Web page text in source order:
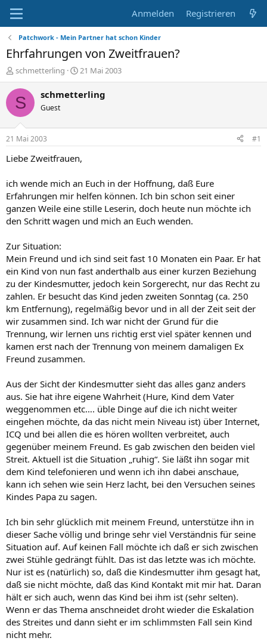
Anmelden Registrieren
Patchwork - Mein Partner hat schon Kinder
Ehrfahrungen von Zweitfrauen?
E
r
s
t
e
r
schmetterling
E
r
s
t
m
21 Mai 2003
S schmetterling
Guest
21 Mai 2003 #1
Liebe Zweitfrauen,
ich wende mich an Euch in der Hoffnung, daß Eure
Erfahrungen mir helfen können. Ich bin schon seit einer
ganzen Weile eine stille Leserin, doch heute nun möchte ich
den Schritt wagen und mich an Euch wenden.
Zur Situation:
Mein Freund und ich sind seit fast 10 Monaten ein Paar. Er hat
ein Kind von nun fast anderthalb aus einer kurzen Beziehung
zu der Kindesmutter, jedoch kein Sorgerecht, nur das Recht zu
zahlen. Er besucht das Kind jeden zweiten Sonntag (ca. 250
km Entfernung), regelmäßig bevor und in all der Zeit seit der
wir zusammen sind. Ich war nicht der Grund für die
Trennung, wir lernen uns richtig erst viel später kennen und
kamen erst nach der Trennung von meinem damaligen Ex
Freund zusammen.
Aus der Sicht der Kindesmutter sieht das alles ganz anders
aus. Sie hat ihre eigene Wahrheit (Hure, Kind dem Vater
weggenommen etc…. üble Dinge auf die ich nicht weiter
eingehen möchte, da das nicht mein Niveau ist) über Internet,
ICQ und bei allen die es hören wollten verbreitet, auch
gegenüber meinem Freund. Es gab zwischen den beiden viel
Streit. Aktuell ist die Situation „ruhig“. Sie läßt ihn sogar mit
dem Kind telefonieren und wenn ich ihn dabei anschaue,
kann ich sehen wie sein Herz lacht, bei den Versuchen seines
Kindes Papa zu sagen.
Ich bin sehr glücklich mit meinem Freund, unterstütze ihn in
dieser Sache völlig und bringe sehr viel Verständnis für seine
Situation auf. Auf keinen Fall möchte ich daß er sich zwischen
zwei Stühle gedrängt fühlt. Das ist das letzte was ich möchte.
Nur ist es (natürlich) so, daß die Kindesmutter ihm gesagt hat,
daß sie nicht möchte, daß das Kind Kontakt mit mir hat. Daran
hält er sich auch, wenn das Kind bei ihm ist (sehr selten).
Wenn er das Thema anschneidet droht wieder die Eskalation
des Streites und dann sieht er im schlimmsten Fall sein Kind
nicht mehr.